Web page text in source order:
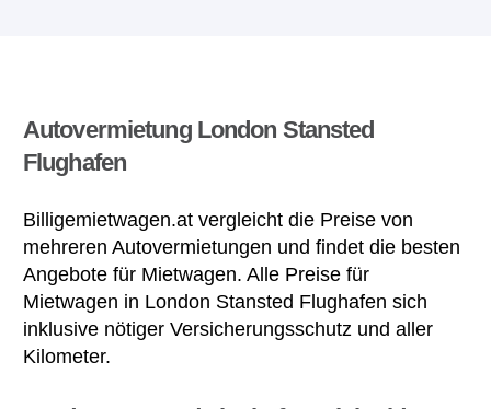
Autovermietung London Stansted
Flughafen
Billigemietwagen.at vergleicht die Preise von
mehreren Autovermietungen und findet die besten
Angebote für Mietwagen. Alle Preise für
Mietwagen in London Stansted Flughafen sich
inklusive nötiger Versicherungsschutz und aller
Kilometer.